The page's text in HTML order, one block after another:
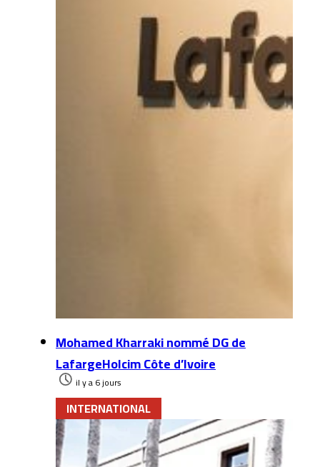
Mohamed Kharraki nommé DG de
LafargeHolcim Côte d’Ivoire
il y a 6 jours
INTERNATIONAL